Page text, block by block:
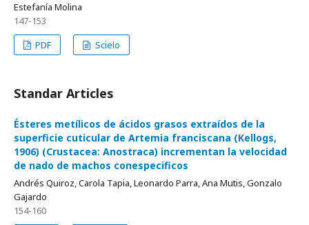
Estefanía Molina
147-153
PDF
Scielo
Standar Articles
Ésteres metílicos de ácidos grasos extraídos de la
superficie cuticular de Artemia franciscana (Kellogs,
1906) (Crustacea: Anostraca) incrementan la velocidad
de nado de machos conespecificos
Andrés Quiroz, Carola Tapia, Leonardo Parra, Ana Mutis, Gonzalo
Gajardo
154-160